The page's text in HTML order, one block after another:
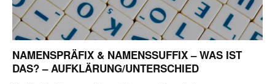
NAMENSPRÄFIX & NAMENSSUFFIX – WAS IST
DAS? – AUFKLÄRUNG/UNTERSCHIED